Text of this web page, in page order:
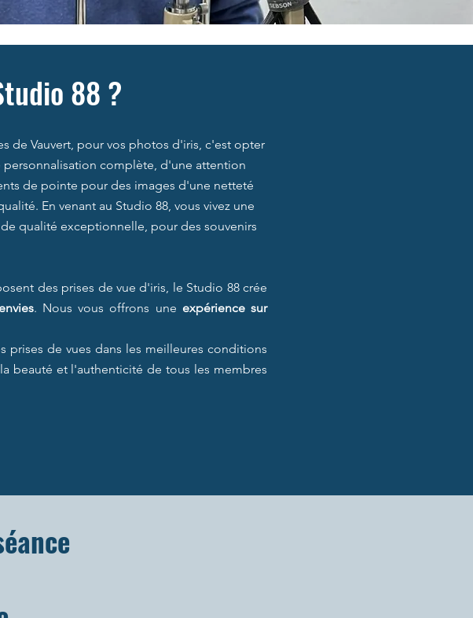
88 ?
de Vauvert, pour vos photos d'iris, c'est opter
complète, d'une attention
de pointe pour des images d'une netteté
En venant au Studio 88, vous vivez une
qualité exceptionnelle, pour des souvenirs
des prises de vue d'iris, le Studio 88 crée
. Nous vous offrons une expérience sur
prises de vues dans les meilleures conditions
beauté et l'authenticité de tous les membres